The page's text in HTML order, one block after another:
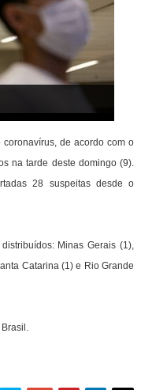
de acordo com o
na tarde deste domingo (9).
28 suspeitas desde o
Minas Gerais (1),
Catarina (1) e Rio Grande